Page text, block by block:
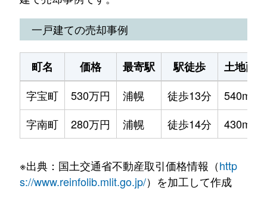
一戸建ての売却事例
町名 価格 最寄駅 駅徒歩
土地面積
字宝町
530万円 浦幌 徒歩13分
540m²
字南町
280万円 浦幌 徒歩14分 430m²
※出典：国土交通省不動産取引価格情報（http
s://www.reinfolib.mlit.go.jp/）を加工して作成